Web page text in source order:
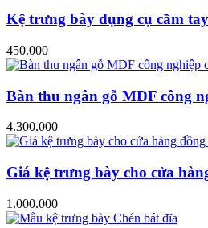
Kệ trưng bày dụng cụ cầm
450.000
Bàn thu ngân gỗ MDF công
4.300.000
Giá kệ trưng bày cho cửa
1.000.000